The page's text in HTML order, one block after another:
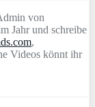
von
Jahr und schreibe
,
Videos könnt ihr